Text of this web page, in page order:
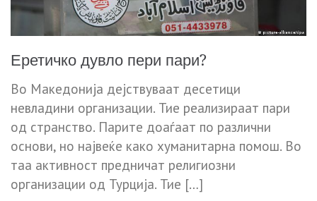
Еретичко дувло пери пари?
Во Македонија дејствуваат десетици
невладини организации. Тие реализираат пари
од странство. Парите доаѓаат по различни
основи, но највеќе како хуманитарна помош. Во
таа активност предничат религиозни
организации од Турција. Тие […]